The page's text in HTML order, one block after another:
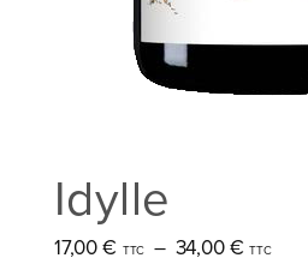
Idylle
17,00€ – 34,00€
Plage